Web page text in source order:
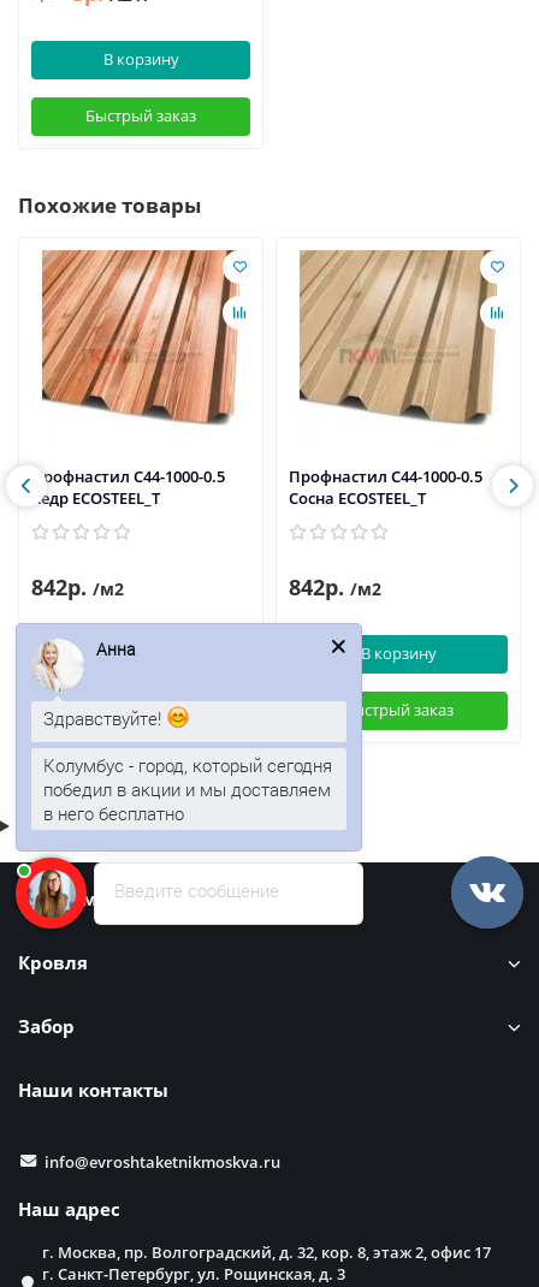
В корзину
Быстрый заказ
Похожие товары
Профнастил С44-1000-0.5
Кедр ECOSTEEL_T
842р. /м2
В корзину
Быстрый заказ
Профнастил С44-1000-0.5
Сосна ECOSTEEL_T
842р. /м2
В корзину
Быстрый заказ
Информация
Кровля
Забор
Наши контакты
info@evroshtaketnikmoskva.ru
Наш адрес
г. Москва, пр. Волгоградский, д. 32, кор. 8, этаж 2, офис 17
г. Санкт-Петербург, ул. Рощинская, д. 3
Введите сообщение
Анна
Здравствуйте!
Колумбус - город, который сегодня
победил в акции и мы доставляем
в него бесплатно